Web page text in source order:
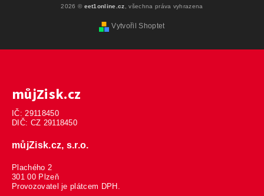
2026 © eet1online.cz , všechna práva vyhrazena
Vytvořil Shoptet
můjZisk.cz
IČ: 29118450
DIČ: CZ 29118450
můjZisk.cz, s.r.o.
Plachého 2
301 00 Plzeň
Provozovatel je plátcem DPH.